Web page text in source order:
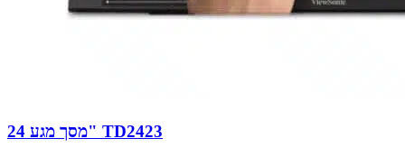
מסך מגע 24" TD2423